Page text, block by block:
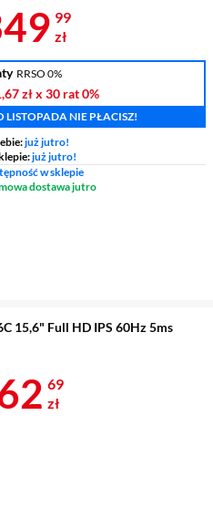
349,99
99
zł
RRSO 0%
złx 30 rat0%
LISTOPADA NIE PŁACISZ!
już jutro!
już jutro!
w sklepie
dostawa jutro
15,6" Full HD IPS 60Hz 5ms
462,69
69
zł